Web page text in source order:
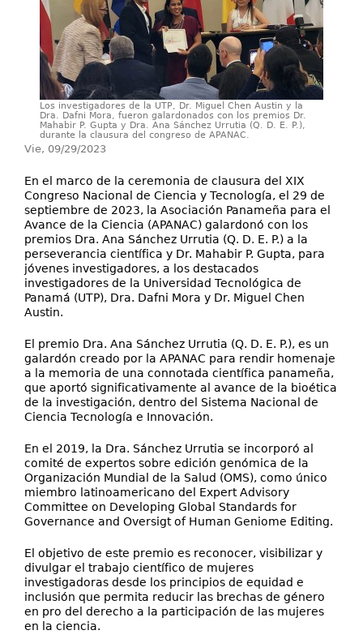
Los investigadores de la UTP, Dr. Miguel Chen Austin y la
Dra. Dafni Mora, fueron galardonados con los premios Dr.
Mahabir P. Gupta y Dra. Ana Sánchez Urrutia (Q. D. E. P.),
durante la clausura del congreso de APANAC.
Vie, 09/29/2023
En el marco de la ceremonia de clausura del XIX
Congreso Nacional de Ciencia y Tecnología, el 29 de
septiembre de 2023, la Asociación Panameña para el
Avance de la Ciencia (APANAC) galardonó con los
premios Dra. Ana Sánchez Urrutia (Q. D. E. P.) a la
perseverancia científica y Dr. Mahabir P. Gupta, para
jóvenes investigadores, a los destacados
investigadores de la Universidad Tecnológica de
Panamá (UTP), Dra. Dafni Mora y Dr. Miguel Chen
Austin.
El premio Dra. Ana Sánchez Urrutia (Q. D. E. P.), es un
galardón creado por la APANAC para rendir homenaje
a la memoria de una connotada científica panameña,
que aportó significativamente al avance de la bioética
de la investigación, dentro del Sistema Nacional de
Ciencia Tecnología e Innovación.
En el 2019, la Dra. Sánchez Urrutia se incorporó al
comité de expertos sobre edición genómica de la
Organización Mundial de la Salud (OMS), como único
miembro latinoamericano del Expert Advisory
Committee on Developing Global Standards for
Governance and Oversigt of Human Geniome Editing.
El objetivo de este premio es reconocer, visibilizar y
divulgar el trabajo científico de mujeres
investigadoras desde los principios de equidad e
inclusión que permita reducir las brechas de género
en pro del derecho a la participación de las mujeres
en la ciencia.